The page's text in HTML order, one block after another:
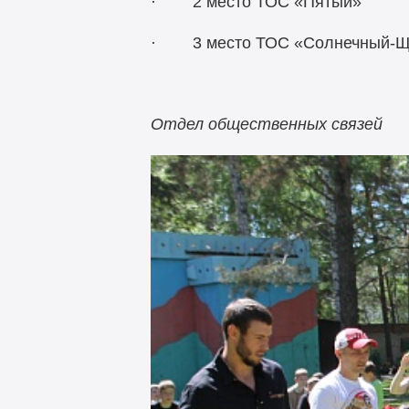
· 3 место ТОС «Солнечный-
Отдел общественных связей